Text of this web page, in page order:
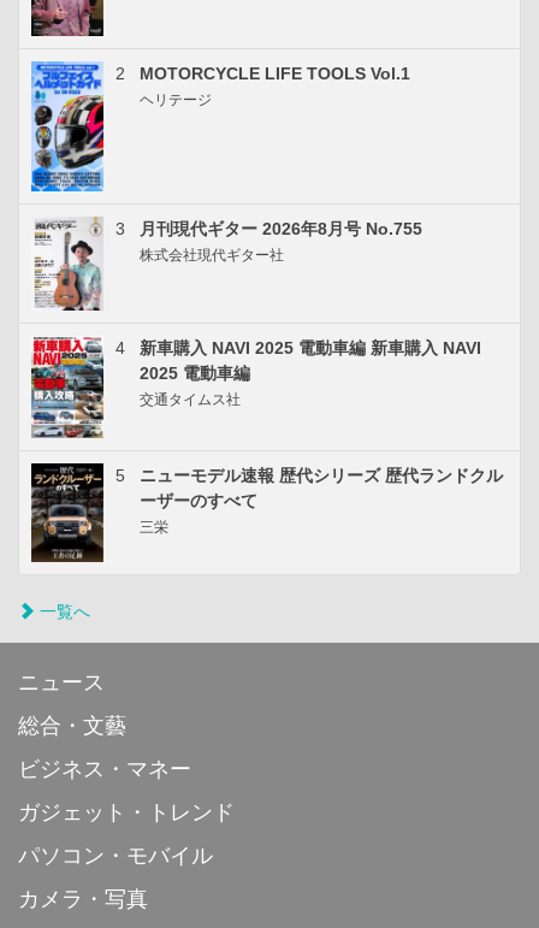
2 MOTORCYCLE LIFE TOOLS Vol.1
ヘリテージ
3 月刊現代ギター 2026年8月号 No.755
株式会社現代ギター社
4
新車購入 NAVI 2025 電動車編 新車購入 NAVI
2025 電動車編
交通タイムス社
5
ニューモデル速報 歴代シリーズ 歴代ランドクル
ーザーのすべて
三栄
一覧へ
ニュース
総合・文藝
ビジネス・マネー
ガジェット・トレンド
パソコン・モバイル
カメラ・写真